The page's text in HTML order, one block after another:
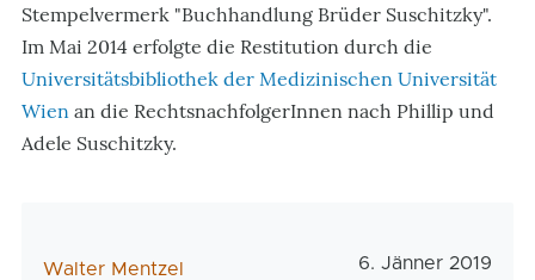
Stempelvermerk "Buchhandlung Brüder Suschitzky".
Im Mai 2014 erfolgte die Restitution durch die
Universitätsbibliothek der Medizinischen Universität
Wien an die RechtsnachfolgerInnen nach Phillip und
Adele Suschitzky.
AutorIn
Walter Mentzel 6. Jänner 2019